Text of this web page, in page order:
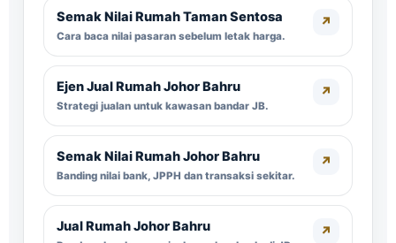
Semak Nilai Rumah Taman Sentosa
Cara baca nilai pasaran sebelum letak harga.
↗
Ejen Jual Rumah Johor Bahru
Strategi jualan untuk kawasan bandar JB.
↗
Semak Nilai Rumah Johor Bahru
Banding nilai bank, JPPH dan transaksi sekitar.
↗
Jual Rumah Johor Bahru ↗